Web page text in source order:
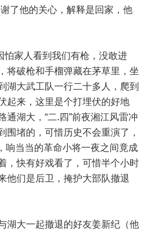
了他的关心，解释是回家，他
家人看到我们有枪，没敢进
将破枪和手榴弹藏在茅草里，坐
湖大武工队一行二十多人，爬到
起来，这里是个打埋伏的好地
通湖大，“二.四”前夜湘江风雷冲
围堵的，可惜历史不会重演了，
响当当的革命小将一夜之间竟成
，快有好戏看了，可惜半个小时
他们是后卫，掩护大部队撤退
大一起撤退的好友姜新纪（他